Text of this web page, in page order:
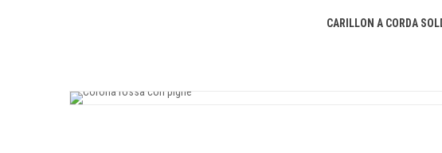
CARILLON A CORDA